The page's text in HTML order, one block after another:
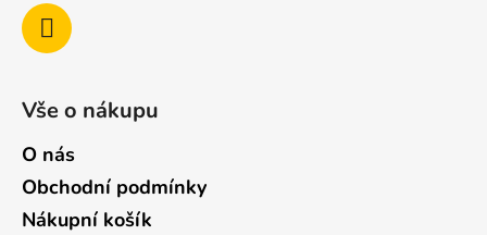
Vše o nákupu
O nás
Obchodní podmínky
Nákupní košík